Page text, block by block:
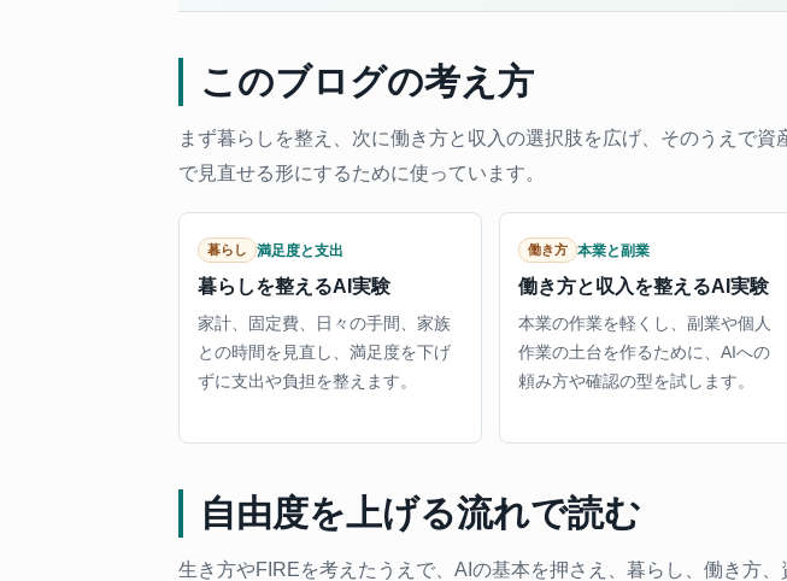
このブログの考え方
まず暮らしを整え、次に働き方と収入の選択肢を広げ、そのうえで
で見直せる形にするために使っています。
暮らし 満足度と支出
暮らしを整えるAI実験
家計、固定費、日々の手間、家族
との時間を見直し、満足度を下げ
ずに支出や負担を整えます。
働き方 本業と副業
働き方と収入を整えるAI実験
本業の作業を軽くし、副業や個人
作業の土台を作るために、AIへの
頼み方や確認の型を試します。
自由度を上げる流れで読む
生き方やFIREを考えたうえで、AIの基本を押さえ、暮らし、働き方、